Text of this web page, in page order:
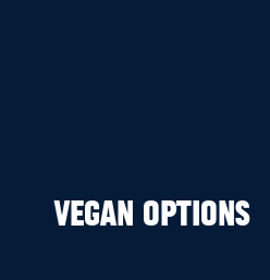
Vegan Options